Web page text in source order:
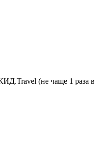
(не чаще 1 раза в